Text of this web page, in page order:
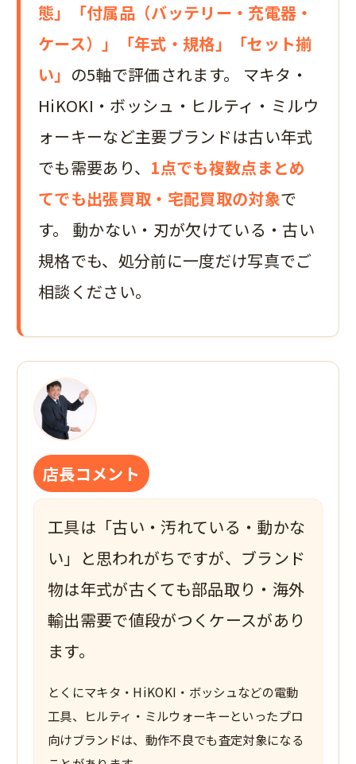
態」「付属品（バッテリー・充電器・
ケース）」「年式・規格」「セット揃
い」 の5軸で評価されます。 マキタ・
HiKOKI・ボッシュ・ヒルティ・ミルウ
ォーキーなど主要ブランドは古い年式
でも需要あり、 1点でも複数点まとめ
てでも出張買取・宅配買取の対象で
す。 動かない・刃が欠けている・古い
規格でも、処分前に一度だけ写真でご
相談ください。
店長コメント
工具は「古い・汚れている・動かな
い」と思われがちですが、ブランド
物は年式が古くても部品取り・海外
輸出需要で値段がつくケースがあり
ます。
とくにマキタ・HiKOKI・ボッシュなどの電動
工具、ヒルティ・ミルウォーキーといったプロ
向けブランドは、動作不良でも査定対象になる